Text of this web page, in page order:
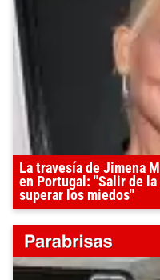
La travesía de Jimena
en Portugal: "Salir de
superar los miedos"